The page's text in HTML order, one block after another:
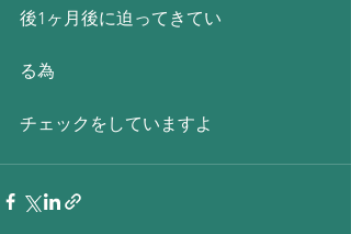
後1ヶ月後に迫ってきてい
る為
チェックをしていますよ